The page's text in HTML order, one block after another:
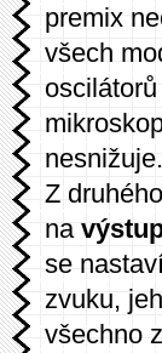
premix
všech
nesnižuje.
Z
na
se
zvuku,
všechno